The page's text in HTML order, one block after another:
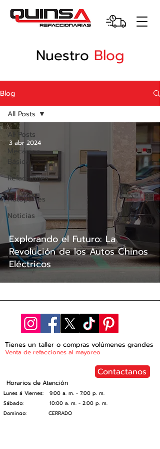
Nuestro Blog
Blog
All Posts
Mecánica
Básica
Refacciones
y
Autopartes
Noticias
All Posts
Explorando el Futuro: La
Revolución de los Autos Chinos
Eléctricos
3 abr 2024
Tienes un taller o compras volúmenes grandes
Venta de refacciones al mayoreo
Contactanos
Horarios de Atención
Lunes á Viernes: 9:00 a. m. - 7:00 p. m.
Sábado: 10:00 a. m. - 2:00 p. m.
Domingo: CERRADO